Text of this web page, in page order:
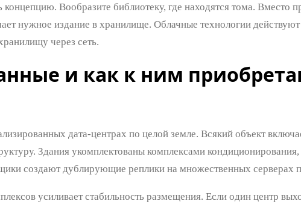
Вообразите библиотеку, где находятся тома. Вместо
нужное издание в хранилище. Облачные технологии
через сеть.
и как к ним
дата-центрах по целой земле. Всякий объект
Здания укомплектованы комплексами
создают дублирующие реплики на множественных серверах
усиливает стабильность размещения. Если один центр